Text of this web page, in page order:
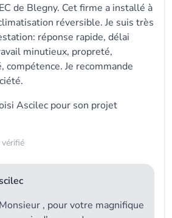
de Blegny. Cet firme a installé à
réversible. Je suis très
réponse rapide, délai
minutieux, propreté,
compétence. Je recommande
Ascilec pour son projet
, pour votre magnifique